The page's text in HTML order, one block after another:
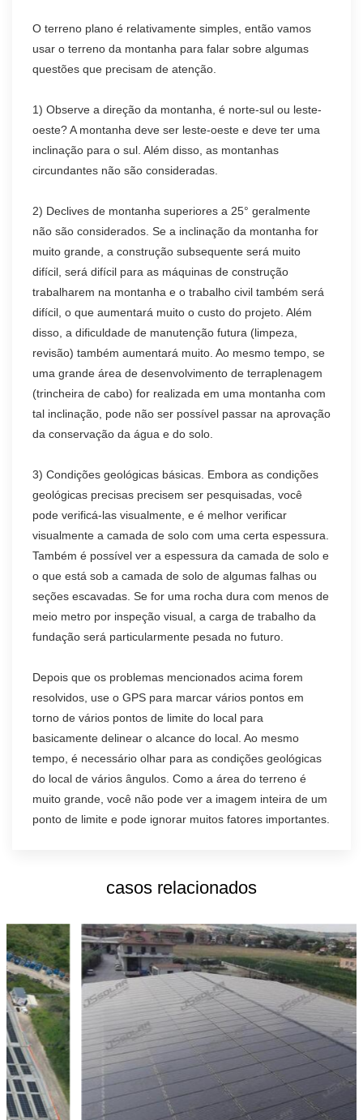
O terreno plano é relativamente simples, então vamos
usar o terreno da montanha para falar sobre algumas
questões que precisam de atenção.
1) Observe a direção da montanha, é norte-sul ou leste-
oeste? A montanha deve ser leste-oeste e deve ter uma
inclinação para o sul. Além disso, as montanhas
circundantes não são consideradas.
2) Declives de montanha superiores a 25° geralmente
não são considerados. Se a inclinação da montanha for
muito grande, a construção subsequente será muito
difícil, será difícil para as máquinas de construção
trabalharem na montanha e o trabalho civil também será
difícil, o que aumentará muito o custo do projeto. Além
disso, a dificuldade de manutenção futura (limpeza,
revisão) também aumentará muito. Ao mesmo tempo, se
uma grande área de desenvolvimento de terraplenagem
(trincheira de cabo) for realizada em uma montanha com
tal inclinação, pode não ser possível passar na aprovação
da conservação da água e do solo.
3) Condições geológicas básicas. Embora as condições
geológicas precisas precisem ser pesquisadas, você
pode verificá-las visualmente, e é melhor verificar
visualmente a camada de solo com uma certa espessura.
Também é possível ver a espessura da camada de solo e
o que está sob a camada de solo de algumas falhas ou
seções escavadas. Se for uma rocha dura com menos de
meio metro por inspeção visual, a carga de trabalho da
fundação será particularmente pesada no futuro.
Depois que os problemas mencionados acima forem
resolvidos, use o GPS para marcar vários pontos em
torno de vários pontos de limite do local para
basicamente delinear o alcance do local. Ao mesmo
tempo, é necessário olhar para as condições geológicas
do local de vários ângulos. Como a área do terreno é
muito grande, você não pode ver a imagem inteira de um
ponto de limite e pode ignorar muitos fatores importantes.
casos relacionados